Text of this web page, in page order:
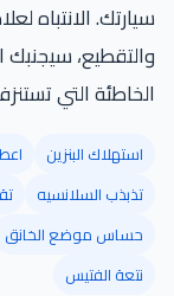
سيارتك. الانتباه
والتقطيع، سيجنبك
الخاطئة التي
استهلاك البنزين
تذبذب السلانسيه
حساس موضع الخانق
نتعة الفتيس